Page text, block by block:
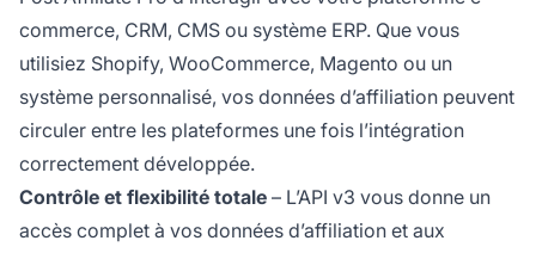
commerce, CRM, CMS ou système ERP. Que vous
utilisiez Shopify, WooCommerce, Magento ou un
système personnalisé, vos données d’affiliation peuvent
circuler entre les plateformes une fois l’intégration
correctement développée.
Contrôle et flexibilité totale – L’API v3 vous donne un
accès complet à vos données d’affiliation et aux